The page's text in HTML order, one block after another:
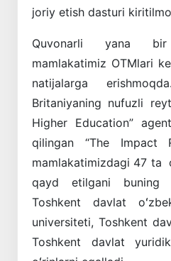
joriy etish dasturi
Quvonarli yana
mamlakatimiz OTMlari
natijalarga
Britaniyaning nufuzli
Higher Education”
qilingan “The Impact
mamlakatimizdagi 47 ta
qayd etilgani buning
Toshkent davlat
universiteti, Toshkent
Toshkent davlat